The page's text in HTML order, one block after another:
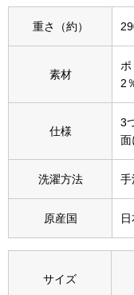
Miss Kyouko／ミスキ
ランド
ビー
重さ（約）
素材
2
仕様
3
面
洗濯方法 手
原産国
サイズ